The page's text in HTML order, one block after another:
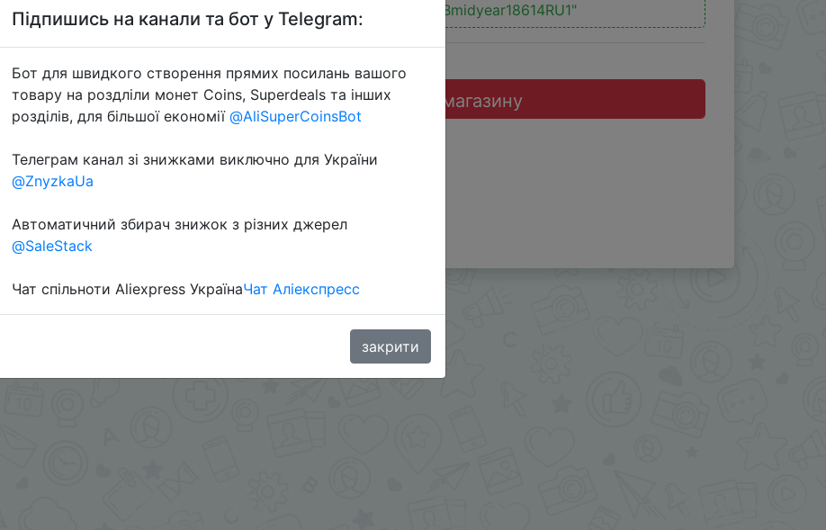
"NEWGBmidyear18614RU1"
Перейти до магазину
в телеграм каналі:
Підпишись на канали та бот у Telegram:
Бот для швидкого створення прямих посилань вашого
товару на роздліли монет Coins, Superdeals та інших
розділів, для більшої економії @AliSuperCoinsBot
Телеграм канал зі знижками виключно для України
@ZnyzkaUa
Автоматичний збирач знижок з різних джерел
@SaleStack
Чат спільноти Aliexpress УкраїнаЧат Аліекспресс
закрити